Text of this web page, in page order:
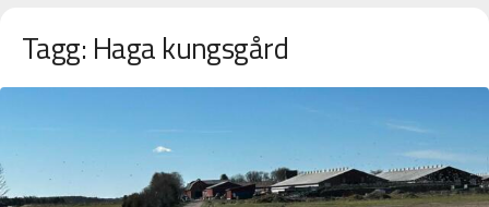
Tagg: Haga kungsgård